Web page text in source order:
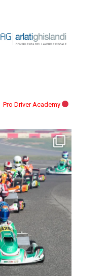
Pro Driver Academy